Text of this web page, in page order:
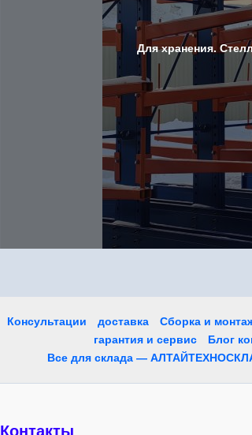
Для хранения.
Консультации доставка
Сборка и
гарантия и сервис
Блог
Все для склада —
Контакты